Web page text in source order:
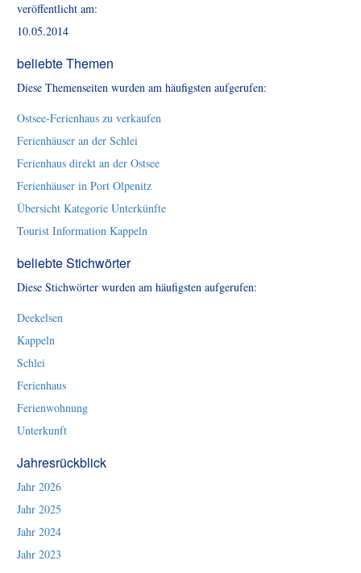
veröffentlicht am:
10.05.2014
beliebte Themen
Diese Themenseiten wurden am häufigsten aufgerufen:
Ostsee-Ferienhaus zu verkaufen
Ferienhäuser an der Schlei
Ferienhaus direkt an der Ostsee
Ferienhäuser in Port Olpenitz
Übersicht Kategorie Unterkünfte
Tourist Information Kappeln
beliebte Stichwörter
Diese Stichwörter wurden am häufigsten aufgerufen:
Deekelsen
Kappeln
Schlei
Ferienhaus
Ferienwohnung
Unterkunft
Jahresrückblick
Jahr 2026
Jahr 2025
Jahr 2024
Jahr 2023